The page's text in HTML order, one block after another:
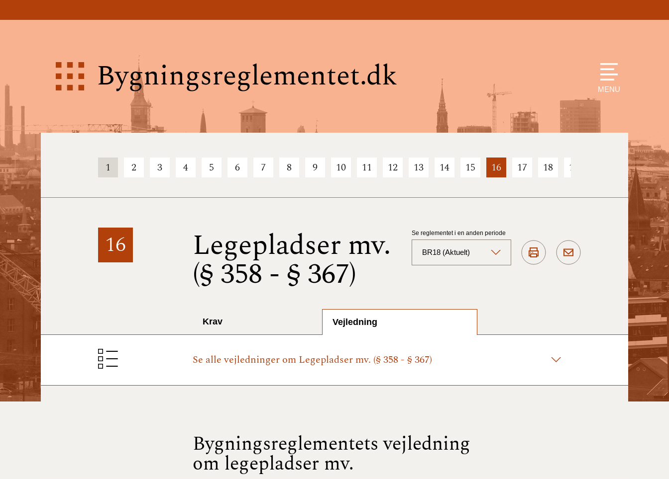
Bygningsreglementet.dk MENU
1 2 3 4 5 6 7 8 9 10 11 12 13 14 15 16 17 18 19 21 22
16 Legepladser mv.
(§ 358 - § 367)
Se reglementet i en anden periode
BR18 (Aktuelt)
BR18 (1/7- 31/12
BR18 (1/1- 31/12
2023)
Krav Vejledning
Se alle vejledninger om Legepladser mv. (§ 358 - § 367)
Bygningsreglementets vejledning
om legepladser mv.